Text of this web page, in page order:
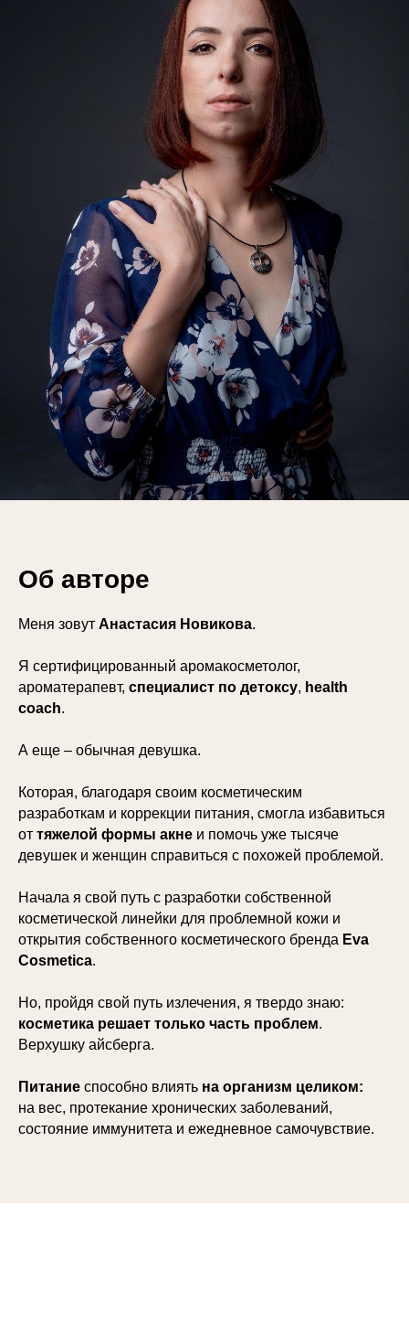
Об авторе
Меня зовут Анастасия Новикова.
Я сертифицированный аромакосметолог,
ароматерапевт, специалист по детоксу, health
coach.
А еще – обычная девушка.
Которая, благодаря своим косметическим
разработкам и коррекции питания, смогла избавиться
от тяжелой формы акне и помочь уже тысяче
девушек и женщин справиться с похожей проблемой.
Начала я свой путь с разработки собственной
косметической линейки для проблемной кожи и
открытия собственного косметического бренда Eva
Cosmetica.
Но, пройдя свой путь излечения, я твердо знаю:
косметика решает только часть проблем.
Верхушку айсберга.
Питание способно влиять на организм целиком:
на вес, протекание хронических заболеваний,
состояние иммунитета и ежедневное самочувствие.